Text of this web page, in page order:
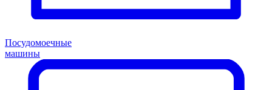
Посудомоечные
машины